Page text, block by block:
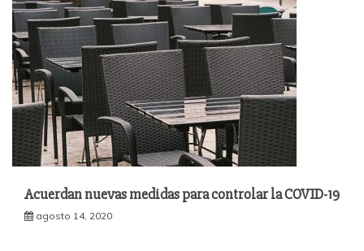
Acuerdan nuevas medidas para controlar la COVID-19
agosto 14, 2020